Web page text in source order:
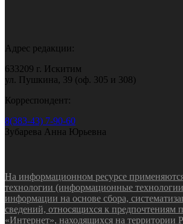
Адрес редакции:
633209 г. Искитим
ул. Пушкина, 39 (оф. 305 и 308)
Корреспондент:
8(383-43) 7-90-60
Зубарева Анна Юрьевна
На информационном ресурсе
технологии (информационные
информации на основе сбора,
сведений, относящихся к предпочтениям
«Интернет», находящихся на территории